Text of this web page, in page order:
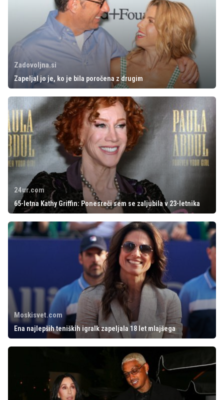
Zadovoljna.si
Zapeljal jo je, ko je bila poročena z drugim
24ur.com
65-letna Kathy Griffin: Ponesreči sem se zaljubila v 23-letnika
Moskisvet.com
Ena najlepših teniških igralk zapeljala 18 let mlajšega